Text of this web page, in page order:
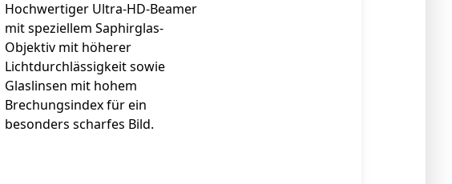
HDMI/ USB
Hochwertiger Ultra-HD-Beamer
mit speziellem Saphirglas-
Objektiv mit höherer
Lichtdurchlässigkeit sowie
Glaslinsen mit hohem
Brechungsindex für ein
besonders scharfes Bild.